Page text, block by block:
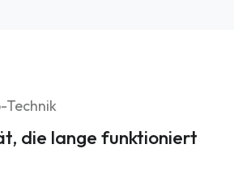
Technik
die lange funktioniert